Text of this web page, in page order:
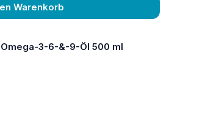
Warenkorb
3-6-&-9-Öl 500 ml